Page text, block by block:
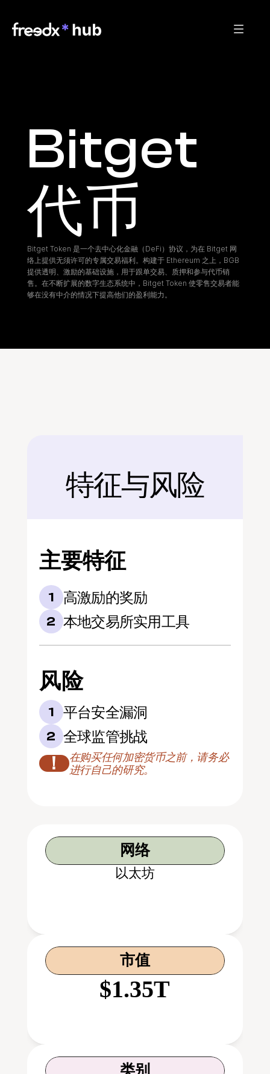
Bitget
代币
Bitget Token 是一个去中心化金融（DeFi）协议，为在 Bitget 网
络上提供无须许可的专属交易福利。构建于 Ethereum 之上，BGB
提供透明、激励的基础设施，用于跟单交易、质押和参与代币销
售。在不断扩展的数字生态系统中，Bitget Token 使零售交易者能
够在没有中介的情况下提高他们的盈利能力。
后面
特征与风险
主要特征
1 高激励的奖励
2 本地交易所实用工具
风险
1 平台安全漏洞
2 全球监管挑战
！
在购买任何加密货币之前，请务必
进行自己的研究。
网络
以太坊
市值
$1.35T
类别